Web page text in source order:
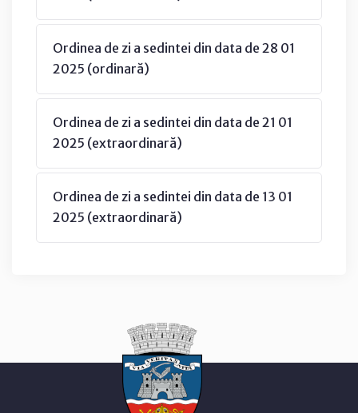
Ordinea de zi a sedintei din data de 28 01
2025 (ordinară)
Ordinea de zi a sedintei din data de 21 01
2025 (extraordinară)
Ordinea de zi a sedintei din data de 13 01
2025 (extraordinară)